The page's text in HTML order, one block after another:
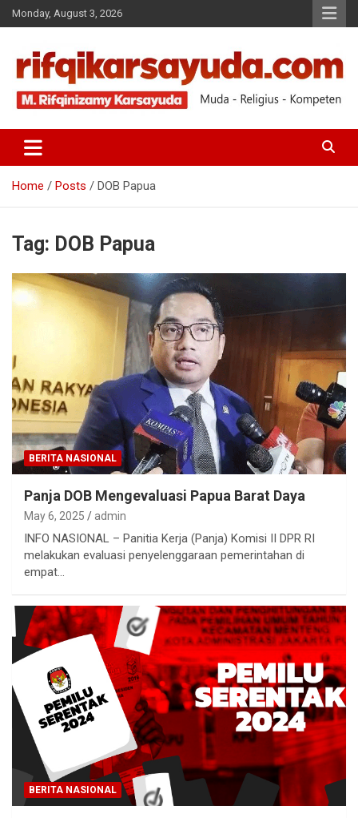
Monday, August 3, 2026
RIFQI KARSAYUDA
Home Posts DOB Papua
Tag: DOB Papua
BERITA NASIONAL
Panja DOB Mengevaluasi Papua Barat Daya
May 6, 2025 admin
INFO NASIONAL – Panitia Kerja (Panja) Komisi II DPR RI
melakukan evaluasi penyelenggaraan pemerintahan di
empat…
BERITA NASIONAL